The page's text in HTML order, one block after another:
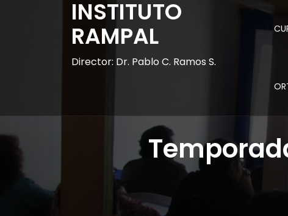
INSTITUTO
RAMPAL
Director: Dr. Pablo C. Ramos S.